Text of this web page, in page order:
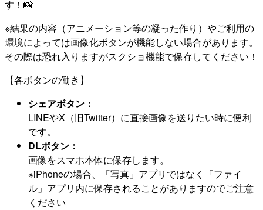
す！📸
※結果の内容（アニメーション等の凝った作り）やご利用の
環境によっては画像化ボタンが機能しない場合があります。
その際は恐れ入りますがスクショ機能で保存してください！
【各ボタンの働き】
シェアボタン：
LINEやX（旧Twitter）に直接画像を送りたい時に便利
です。
DLボタン：
画像をスマホ本体に保存します。
※iPhoneの場合、「写真」アプリではなく「ファイ
ル」アプリ内に保存されることがありますのでご注意
ください